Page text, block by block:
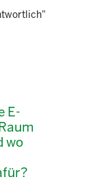
E-
wo